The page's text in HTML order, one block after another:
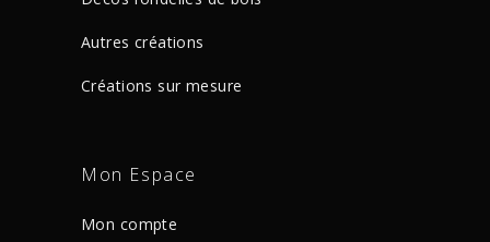
Autres créations
Créations sur mesure
Mon Espace
Mon compte